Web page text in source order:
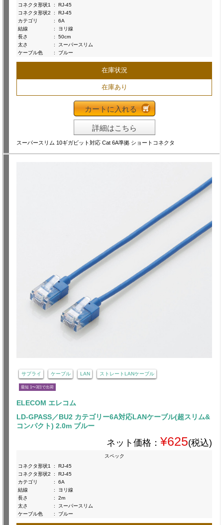
コネクタ形状1
:
RJ-45
コネクタ形状2
:
RJ-45
カテゴリ
:
6A
結線
:
ヨリ線
長さ
:
50cm
太さ
:
スーパースリム
ケーブル色
: ブルー
在庫状況
在庫あり
カートに入れる
詳細はこちら
スーパースリム 10ギガビット対応 Cat 6A準拠 ショートコネクタ
サプライ ケーブル LAN ストレートLANケーブル
最短 1〜3日で出荷
ELECOM エレコム
LD-GPASS／BU2 カテゴリー6A対応LANケーブル(超スリム&
コンパクト) 2.0m ブルー
ネット価格： ¥625(税込)
スペック
コネクタ形状1
:
RJ-45
コネクタ形状2
:
RJ-45
カテゴリ
:
6A
結線
:
ヨリ線
長さ
:
2m
太さ
:
スーパースリム
ケーブル色
: ブルー